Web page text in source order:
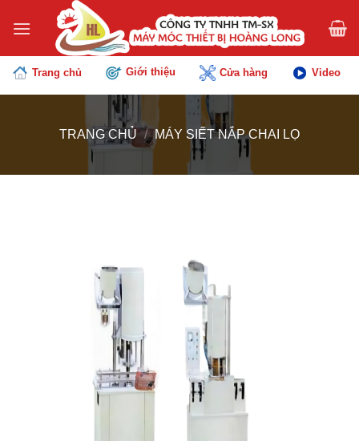
đến
dung Trang chủ Giới thiệu Cửa hàng Video
TRANG CHỦ / MÁY SIẾT NẮP CHAI LỌ